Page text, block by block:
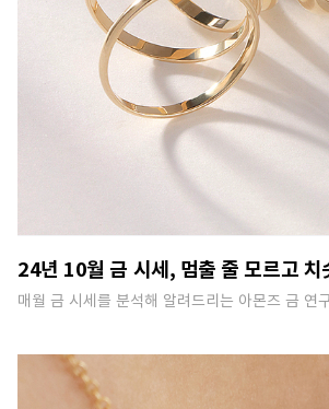
24년 10월 금 시세, 멈출 줄 모르고 치
매월 금 시세를 분석해 알려드리는 아몬즈 금 연